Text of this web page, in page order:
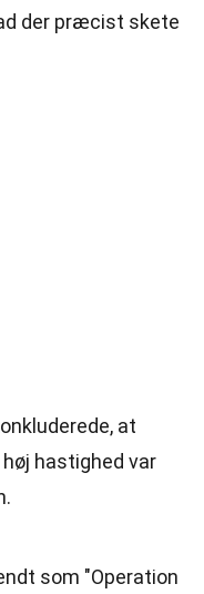
der præcist skete
at
hastighed var
som "Operation